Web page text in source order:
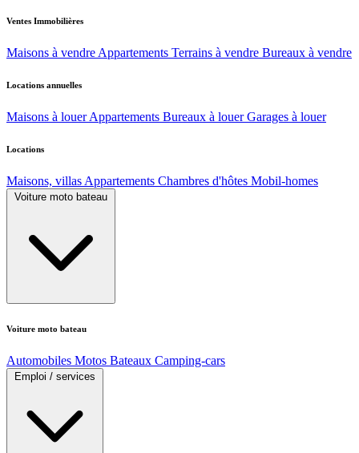
Ventes Immobilières
Maisons à vendre Appartements Terrains à vendre Bureaux à vendre
Locations annuelles
Maisons à louer Appartements Bureaux à louer Garages à louer
Locations
Maisons, villas Appartements Chambres d'hôtes Mobil-homes
Voiture moto bateau
Voiture moto bateau
Automobiles Motos Bateaux Camping-cars
Emploi / services